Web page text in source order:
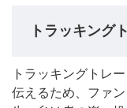
トラッキング
トラッキングトレ
伝えるため、ファ